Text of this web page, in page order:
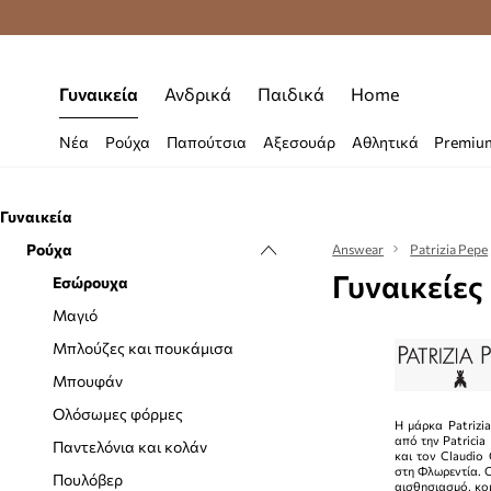
Γυναικεία Ανδρικά Παιδικά Home
Νέα Ρούχα Παπούτσια Αξεσουάρ Αθλητικά
Γυναικεία
Ρούχα
Εσώρουχα
Μαγιό
Μπλούζες και πουκάμισα
Μπουφάν
Ολόσωμες φόρμες
Παντελόνια και κολάν
Πουλόβερ
Answear Patrizia Pepe
Η μάρκα
από την
και τον Claudio
στη Φλωρεντία.
αισθησιασμό,